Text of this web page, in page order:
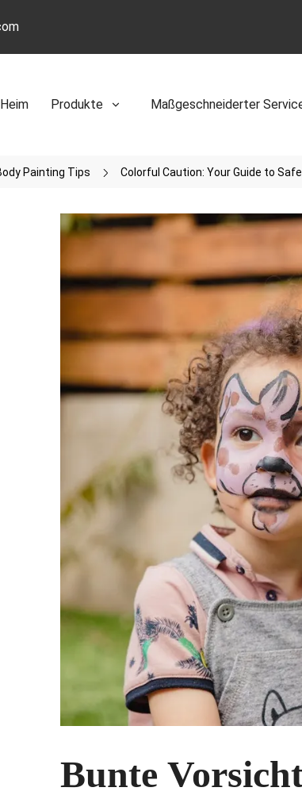
Heim Produkte Maßgeschneiderter
Painting Tips Colorful Caution: Your Guide to
Bunte